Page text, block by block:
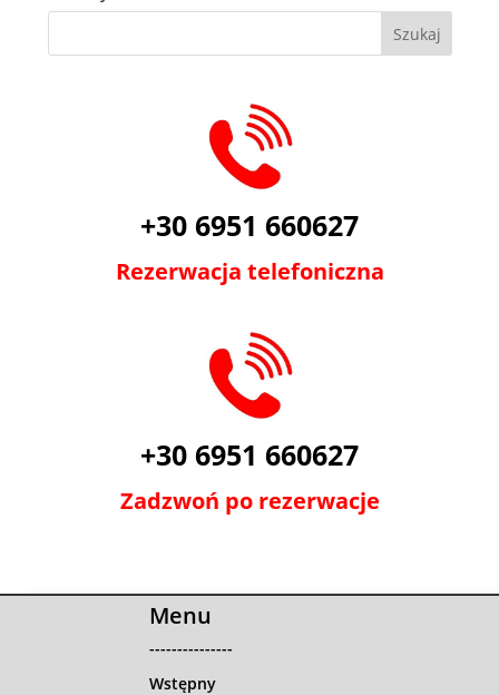
+30 6951 660627
Rezerwacja telefoniczna
+30 6951 660627
Zadzwoń po rezerwacje
Menu
---------------
Wstępny